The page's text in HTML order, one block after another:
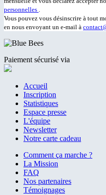
personnelles .
Vous pouvez vous désinscrire à tout
en nous envoyant un e-mail à
Paiement sécurisé via
Accueil
Inscription
Statistiques
Espace presse
L'équipe
Newsletter
Notre carte cadeau
Comment ça marche ?
La Mission
FAQ
Nos partenaires
Témoignages